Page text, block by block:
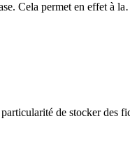
Cela permet en effet à
de stocker des